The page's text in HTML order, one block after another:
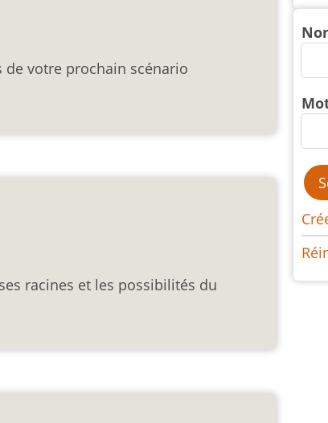
votre prochain scénario
racines et les possibilités du